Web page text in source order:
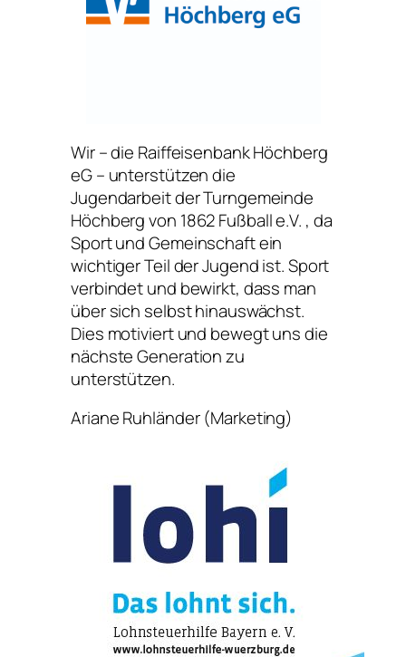
Wir – die Raiffeisenbank Höchberg
eG – unterstützen die
Jugendarbeit der Turngemeinde
Höchberg von 1862 Fußball e.V. , da
Sport und Gemeinschaft ein
wichtiger Teil der Jugend ist. Sport
verbindet und bewirkt, dass man
über sich selbst hinauswächst.
Dies motiviert und bewegt uns die
nächste Generation zu
unterstützen.
Ariane Ruhländer (Marketing)